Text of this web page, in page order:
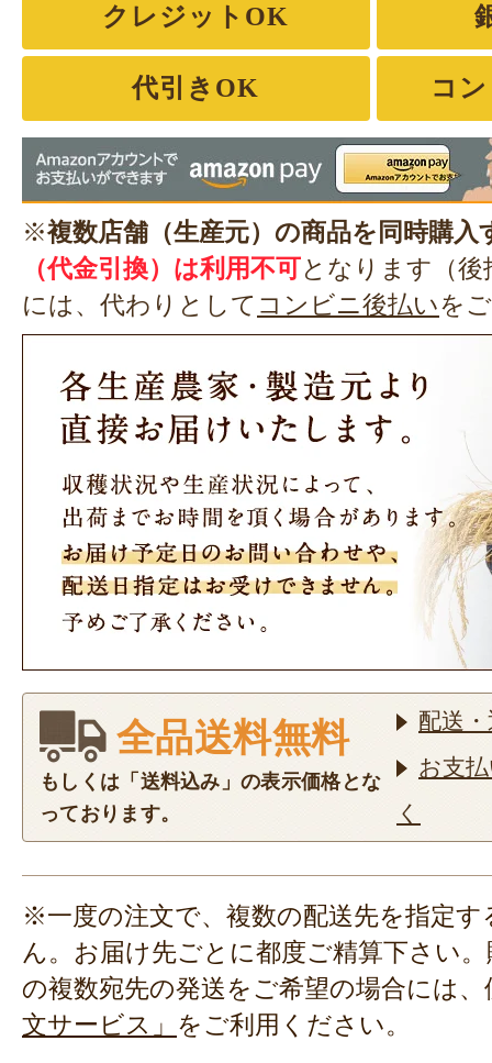
クレジットOK
代引きOK コ
※複数店舗（生産元）の商品を同時購入
（代金引換）は利用不可となります（
には、代わりとして コンビニ後払いを
全品送料無料
もしくは「送料込み」の表示価格とな
っております。
配送
お支
く
※一度の注文で、複数の配送先を指定
ん。お届け先ごとに都度ご精算下さい
の複数宛先の発送をご希望の場合には、
文サービス」 をご利用ください。